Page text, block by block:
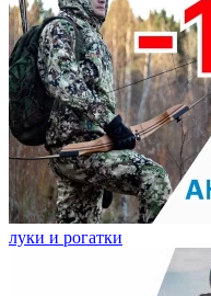
луки и рогатки